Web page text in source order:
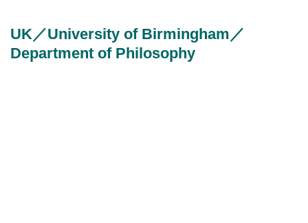
UK／University of Birmingham／
Department of Philosophy